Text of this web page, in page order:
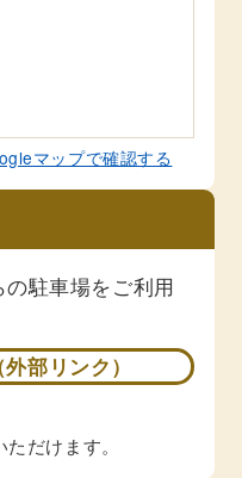
マップで確認する
駐車場をご利用
部リンク）
だけます。